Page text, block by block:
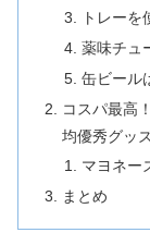
トレーを
薬味チュ
缶ビール
コスパ最高
均優秀グッ
マヨネー
まとめ